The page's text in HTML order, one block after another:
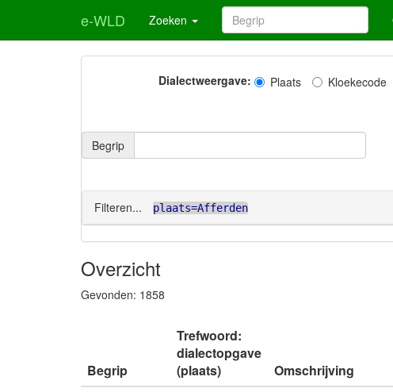
e-WLD Zoeken
Dialectweergave: Plaats Kloekecode
Begrip
Filteren... plaats=Afferden
Overzicht
Gevonden: 1858
Begrip
Trefwoord:
dialectopgave
(plaats)
Omschrijving